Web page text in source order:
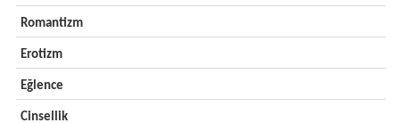
Romantizm
Erotizm
Eğlence
Cinsellik